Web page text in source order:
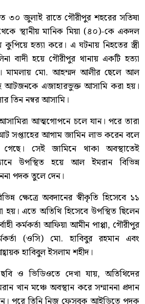
৩০ জুলাই রাতে গৌরীপুর শহরের সতিষা
স্থানীয় মানিক মিয়া (৪০)-কে একদল
কুপিয়ে হত্যা করে। এ ঘটনায় নিহতের স্ত্রী
বাদী হয়ে গৌরীপুর থানায় একটি হত্যা
মামলায় মো. আহম্মদ আলীর ছেলে আল
আটজনকে এজাহারভুক্ত আসামি করা হয়।
তিন নম্বর আসামি।
আত্মগোপনে চলে যান। পরে তারা
সপ্তাহের আগাম জামিন লাভ করেন বলে
গেছে। সেই জামিনে থাকা অবস্থাতেই
উপস্থিত হয়ে আল ইমরান বিভিন্ন
পদক তুলে দেন।
ক্ষেত্রে অবদানের স্বীকৃতি হিসেবে ১১
হয়। এতে অতিথি হিসেবে উপস্থিত ছিলেন
কর্মকর্তা আফিয়া আমীন পাপ্পা, গৌরীপুর
(ওসি) মো. হাবিবুর রহমান এবং
হাবিবুল ইসলাম শহীদ।
ও ভিডিওতে দেখা যায়, অতিথিদের
খান মঞ্চে অবস্থান করে সম্মাননা প্রদান